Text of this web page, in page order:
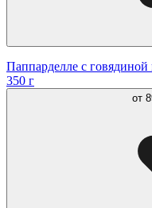
Паппарделле с
350 г
от